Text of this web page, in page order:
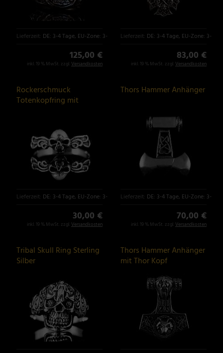
Lieferzeit: DE: 3-4 Tage, EU-Zone: 3-6 Tage
125,00 €
inkl. 19 % MwSt. zzgl. Versandkosten
Lieferzeit: DE: 3-4 Tage, EU-Zone: 3-6
83,00 €
inkl. 19 % MwSt. zzgl. Versandkosten
Rockerschmuck
Totenkopfring mit
Lieferzeit: DE: 3-4 Tage, EU-Zone: 3-6 Tage
30,00 €
inkl. 19 % MwSt. zzgl. Versandkosten
Thors Hammer Anhänger
Lieferzeit: DE: 3-4 Tage, EU-Zone: 3-6
70,00 €
inkl. 19 % MwSt. zzgl. Versandkosten
Tribal Skull Ring Sterling
Silber
Thors Hammer Anhänger
mit Thor Kopf